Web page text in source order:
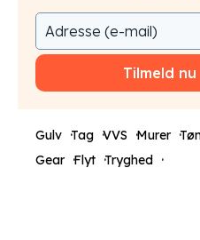
Tilmeld nu
Gulv Tag VVS Murer
Gear Flyt Tryghed